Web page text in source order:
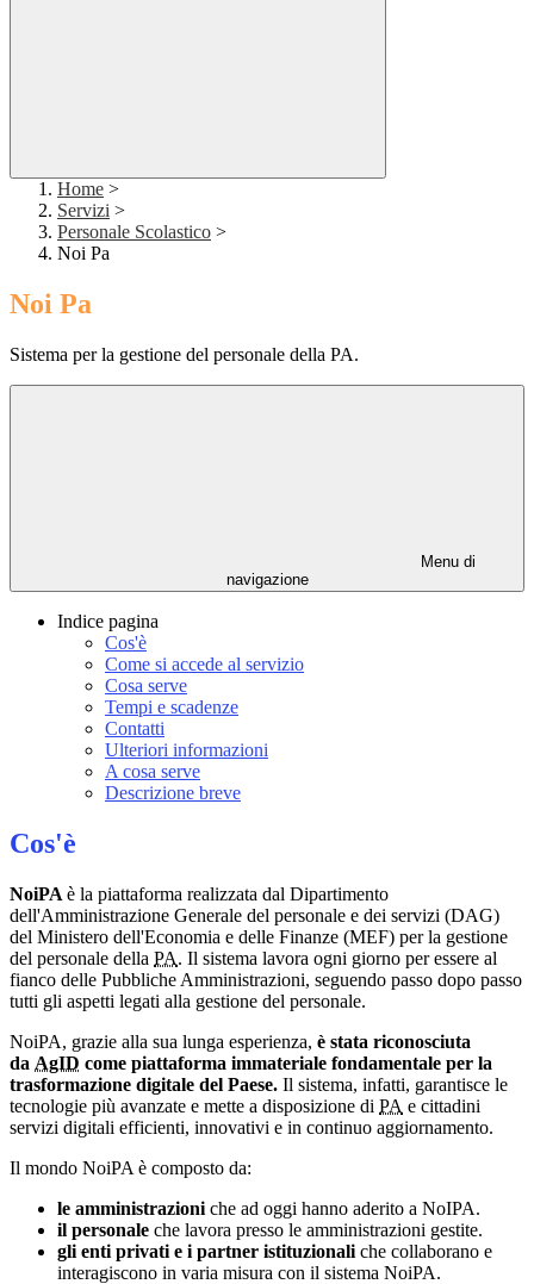
Home >
Servizi >
Personale Scolastico >
Noi Pa
Noi Pa
Sistema per la gestione del personale della PA.
Menu di
navigazione
Indice pagina
Cos'è
Come si accede al servizio
Cosa serve
Tempi e scadenze
Contatti
Ulteriori informazioni
A cosa serve
Descrizione breve
Cos'è
NoiPA è la piattaforma realizzata dal Dipartimento
dell'Amministrazione Generale del personale e dei servizi (DAG)
del Ministero dell'Economia e delle Finanze (MEF) per la gestione
del personale della PA. Il sistema lavora ogni giorno per essere al
fianco delle Pubbliche Amministrazioni, seguendo passo dopo passo
tutti gli aspetti legati alla gestione del personale.
NoiPA, grazie alla sua lunga esperienza, è stata riconosciuta
da AgID come piattaforma immateriale fondamentale per la
trasformazione digitale del Paese. Il sistema, infatti, garantisce le
tecnologie più avanzate e mette a disposizione di PA e cittadini
servizi digitali efficienti, innovativi e in continuo aggiornamento.
Il mondo NoiPA è composto da:
le amministrazioni che ad oggi hanno aderito a NoIPA.
il personale che lavora presso le amministrazioni gestite.
gli enti privati e i partner istituzionali che collaborano e
interagiscono in varia misura con il sistema NoiPA.